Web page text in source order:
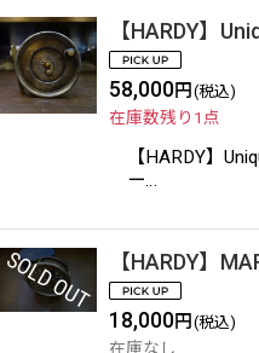
【HARDY】
58,000円 (税込)
在庫数残り1点
【HARDY】
ー…
【HARDY】
18,000円 (税込)
在庫なし